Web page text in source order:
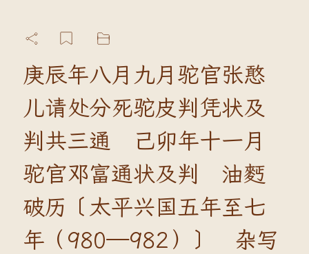
庚辰年八月九月驼官张憨
儿请处分死驼皮判凭状及
判共三通 己卯年十一月
驼官邓富通状及判 油麫
破历〔太平兴国五年至七
年（980—982）〕 杂写